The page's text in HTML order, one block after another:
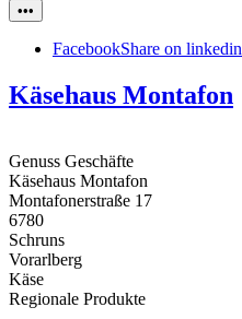
•••
FacebookShare on linkedin
Käsehaus Montafon
Genuss Geschäfte
Käsehaus Montafon
Montafonerstraße 17
6780
Schruns
Vorarlberg
Käse
Regionale Produkte